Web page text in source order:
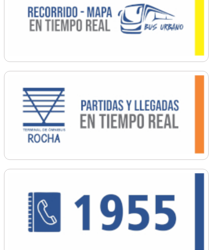
Ordenamiento
Promoción Social
Salud
Secretaría General